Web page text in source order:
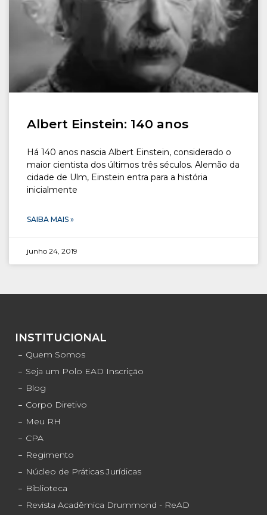
CONOSCO
Albert Einstein: 140 anos
Há 140 anos nascia Albert Einstein, considerado o
maior cientista dos últimos três séculos. Alemão da
cidade de Ulm, Einstein entra para a história
inicialmente
SAIBA MAIS »
junho 24, 2019
INSTITUCIONAL
Quem Somos
Seja um Polo EAD Inscrição
Blog
Corpo Diretivo
Meu RH
CPA
Regimento
Núcleo de Práticas Jurídicas
Biblioteca
Revista Acadêmica Drummond - ReAD